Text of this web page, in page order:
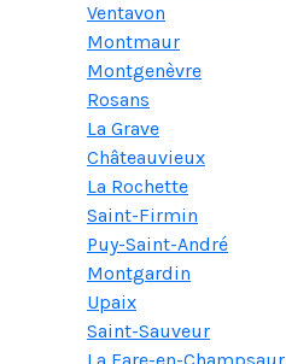
Ventavon
Montmaur
Montgenèvre
Rosans
La Grave
Châteauvieux
La Rochette
Saint-Firmin
Puy-Saint-André
Montgardin
Upaix
Saint-Sauveur